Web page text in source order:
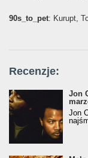
90s_to_pet: Kurupt,
Recenzje:
Jon
Jon